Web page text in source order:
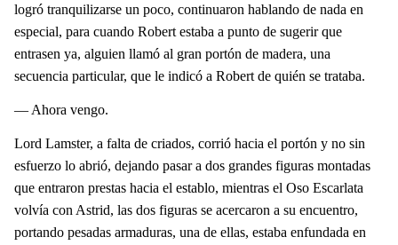
logró tranquilizarse un poco, continuaron hablando de nada en
especial, para cuando Robert estaba a punto de sugerir que
entrasen ya, alguien llamó al gran portón de madera, una
secuencia particular, que le indicó a Robert de quién se trataba.
— Ahora vengo.
Lord Lamster, a falta de criados, corrió hacia el portón y no sin
esfuerzo lo abrió, dejando pasar a dos grandes figuras montadas
que entraron prestas hacia el establo, mientras el Oso Escarlata
volvía con Astrid, las dos figuras se acercaron a su encuentro,
portando pesadas armaduras, una de ellas, estaba enfundada en